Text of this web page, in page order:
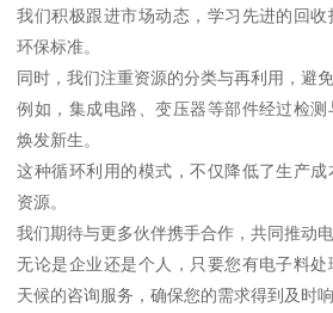
我们积极跟进市场动态，学习先进的回
环保标准。
同时，我们注重资源的分类与再利用，避
例如，集成电路、变压器等部件经过检
焕发新生。
这种循环利用的模式，不仅降低了生产
资源。
我们期待与更多伙伴携手合作，共同推动
无论是企业还是个人，只要您有电子料
天候的咨询服务，确保您的需求得到及时响